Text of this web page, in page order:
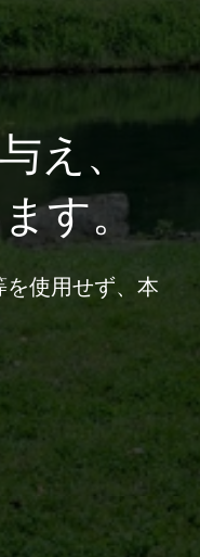
え、
す。
使用せず、本